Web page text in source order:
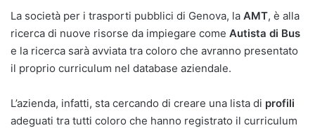
La società per i trasporti pubblici di Genova, la AMT, è alla
ricerca di nuove risorse da impiegare come Autista di Bus
e la ricerca sarà avviata tra coloro che avranno presentato
il proprio curriculum nel database aziendale.
L’azienda, infatti, sta cercando di creare una lista di profili
adeguati tra tutti coloro che hanno registrato il curriculum